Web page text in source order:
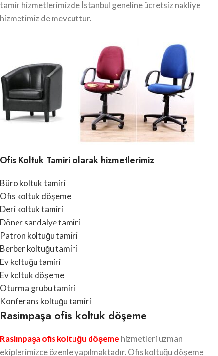
tamir hizmetlerimizde İstanbul geneline ücretsiz nakliye
hizmetimiz de mevcuttur.
Ofis Koltuk Tamiri olarak hizmetlerimiz
Büro koltuk tamiri
Ofis koltuk döşeme
Deri koltuk tamiri
Döner sandalye tamiri
Patron koltuğu tamiri
Berber koltuğu tamiri
Ev koltuğu tamiri
Ev koltuk döşeme
Oturma grubu tamiri
Konferans koltuğu tamiri
Rasimpaşa ofis koltuk döşeme
Rasimpaşa ofis koltuğu döşeme hizmetleri uzman
ekiplerimizce özenle yapılmaktadır. Ofis koltuğu döşeme